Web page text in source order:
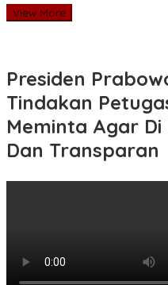
View More
Presiden
Tindakan
Meminta Agar
Dan Transparan